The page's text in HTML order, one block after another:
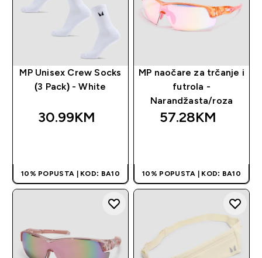
MP Unisex Crew Socks
(3 Pack) - White
30.99KM‎
10% POPUSTA | KOD: BA10
MP naočare za trčanje i
futrola -
Narandžasta/roza
57.28KM‎
10% POPUSTA | KOD: BA10